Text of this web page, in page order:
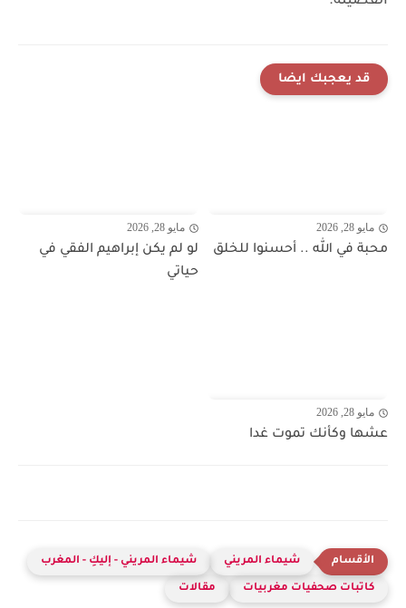
قد يعجبك ايضا
مايو 28, 2026
محبة في الله .. أحسنوا للخلق
مايو 28, 2026
لو لم يكن إبراهيم الفقي في
حياتي
مايو 28, 2026
عشها وكأنك تموت غدا
شيماء المريني شيماء المريني - إليكِ - المغرب
كاتبات صحفيات مغربيات مقالات